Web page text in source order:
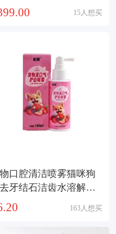
地两用学生儿童观星观
15人想买
口腔清洁喷雾猫咪狗
牙结石洁齿水溶解有
除口臭喷剂
163人想买